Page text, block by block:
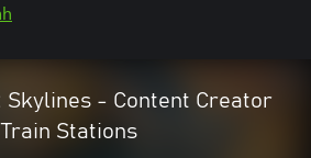
Skylines - Content Creator
Stations